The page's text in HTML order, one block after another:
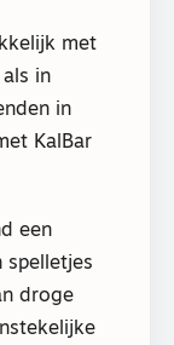
met
in
in
KalBar
een
spelletjes
droge